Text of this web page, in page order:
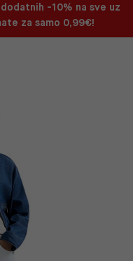
-10% na sve uz
za samo 0,99€!